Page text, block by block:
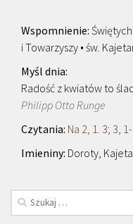
i Towarzyszy • św.
Radość z kwiatów to
Philipp Otto Runge
Na 2, 1. 3; 3,
Doroty,
Szukaj: